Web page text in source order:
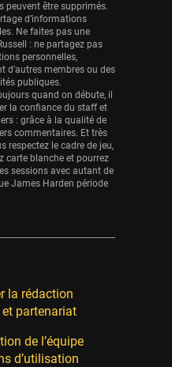
peuvent être supprimés.
d’informations
Ne faites pas une
: ne partagez pas
personnelles,
d’autres membres ou des
publiques.
quand on débute, il
la confiance du staff et
: grâce à la qualité de
commentaires. Et très
respectez le cadre de jeu,
carte blanche et pourrez
sessions avec autant de
James Harden période
la rédaction
partenariat
de l’équipe
d’utilisation